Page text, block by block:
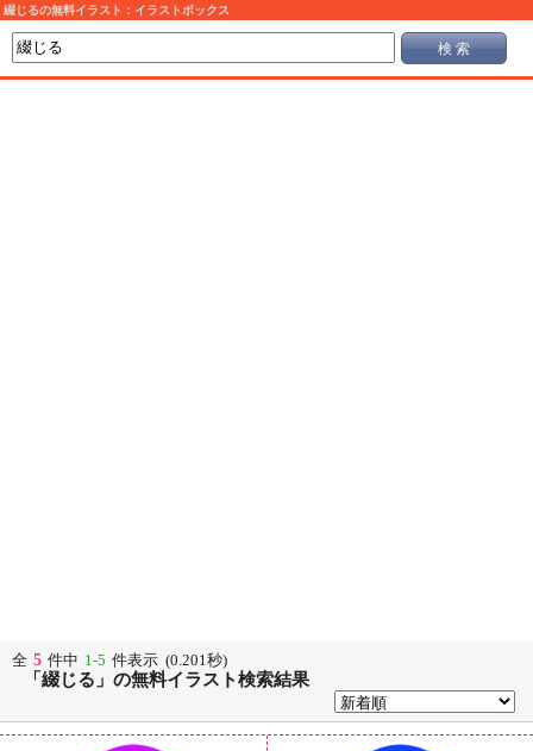
綴じるの無料イラスト：イラストボックス
検 索
全 5 件中 1-5 件表示 (0.201秒)
「綴じる」の無料イラスト検索結果